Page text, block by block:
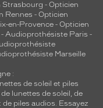
Strasbourg - Opticien
Rennes - Opticien
en-Provence - Opticien
- Audioprothésiste Paris -
Marseille
:
de soleil et piles
lunettes de soleil, de
de piles audios. Essayez